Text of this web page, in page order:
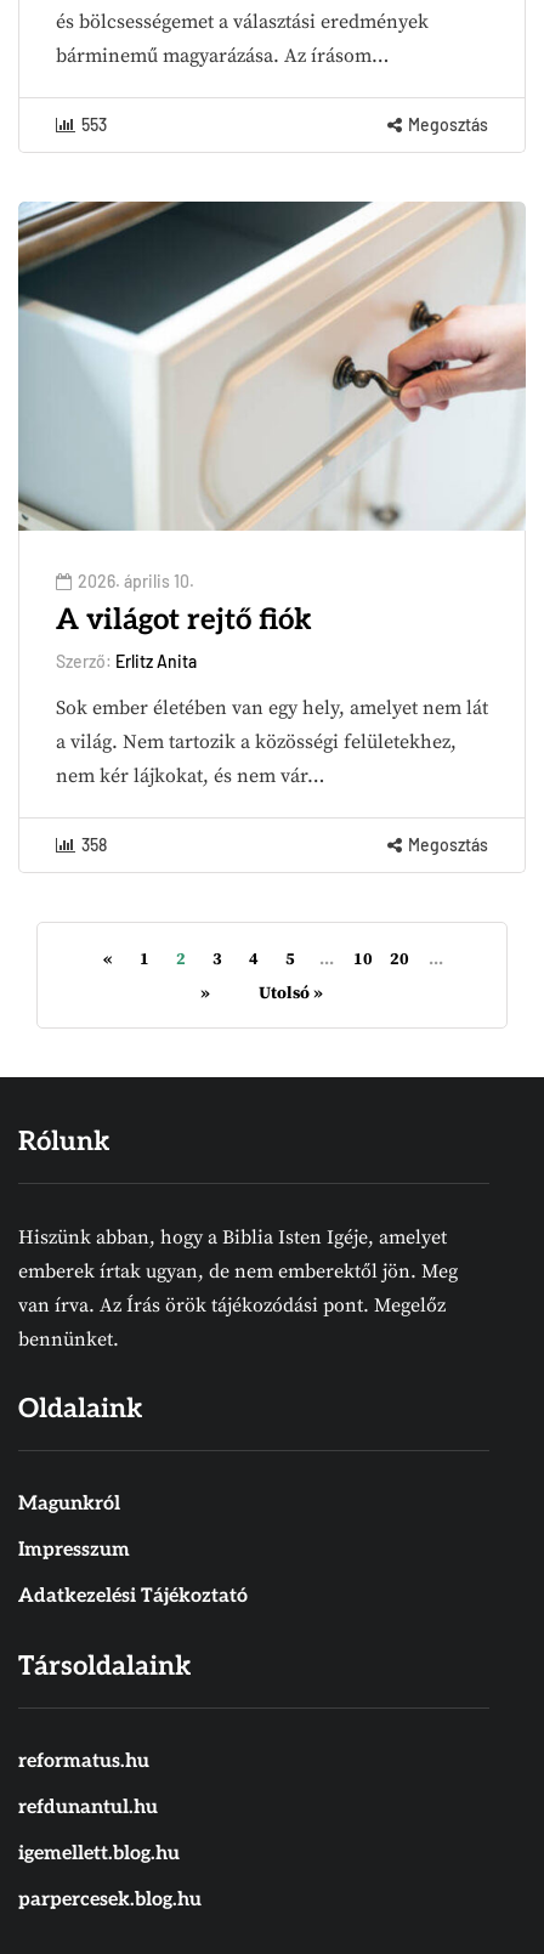
és bölcsességemet a választási eredmények
bárminemű magyarázása. Az írásom…
553 Megosztás
2026. április 10.
A világot rejtő fiók
Szerző: Erlitz Anita
Sok ember életében van egy hely, amelyet nem lát
a világ. Nem tartozik a közösségi felületekhez,
nem kér lájkokat, és nem vár…
358 Megosztás
« 1 2 3 4 5 ... 10 20
...
»
Utolsó »
Rólunk
Hiszünk abban, hogy a Biblia Isten Igéje, amelyet
emberek írtak ugyan, de nem emberektől jön. Meg
van írva. Az Írás örök tájékozódási pont. Megelőz
bennünket.
Oldalaink
Magunkról
Impresszum
Adatkezelési Tájékoztató
Társoldalaink
reformatus.hu
refdunantul.hu
igemellett.blog.hu
parpercesek.blog.hu